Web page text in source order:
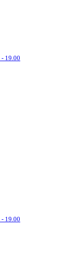
- 19.00
- 19.00